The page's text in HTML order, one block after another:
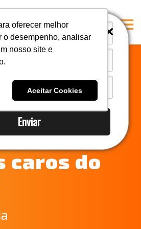
Enviar
oferecer melhor
o desempenho, analisar
nosso site e
Aceitar Cookies
i
i
para
entre
caros do